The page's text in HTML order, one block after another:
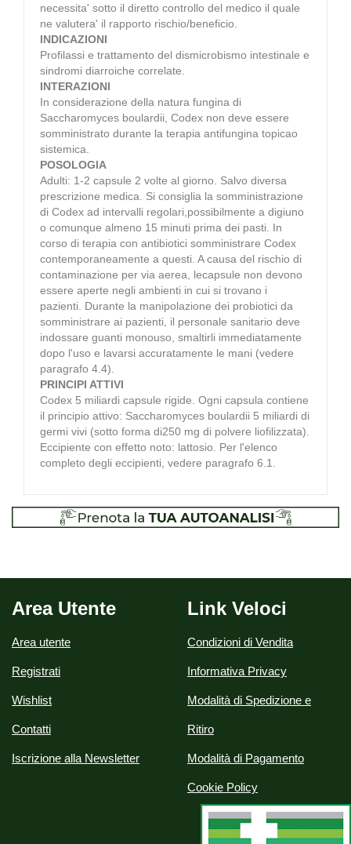
necessita' sotto il diretto controllo del medico il quale
ne valutera' il rapporto rischio/beneficio.
INDICAZIONI
Profilassi e trattamento del dismicrobismo intestinale e
sindromi diarroiche correlate.
INTERAZIONI
In considerazione della natura fungina di
Saccharomyces boulardii, Codex non deve essere
somministrato durante la terapia antifungina topicao
sistemica.
POSOLOGIA
Adulti: 1-2 capsule 2 volte al giorno. Salvo diversa
prescrizione medica. Si consiglia la somministrazione
di Codex ad intervalli regolari,possibilmente a digiuno
o comunque almeno 15 minuti prima dei pasti. In
corso di terapia con antibiotici somministrare Codex
contemporaneamente a questi. A causa del rischio di
contaminazione per via aerea, lecapsule non devono
essere aperte negli ambienti in cui si trovano i
pazienti. Durante la manipolazione dei probiotici da
somministrare ai pazienti, il personale sanitario deve
indossare guanti monouso, smaltirli immediatamente
dopo l'uso e lavarsi accuratamente le mani (vedere
paragrafo 4.4).
PRINCIPI ATTIVI
Codex 5 miliardi capsule rigide. Ogni capsula contiene
il principio attivo: Saccharomyces boulardii 5 miliardi di
germi vivi (sotto forma di250 mg di polvere liofilizzata).
Eccipiente con effetto noto: lattosio. Per l'elenco
completo degli eccipienti, vedere paragrafo 6.1.
Area Utente
Area utente
Registrati
Wishlist
Contatti
Iscrizione alla Newsletter
Link Veloci
Condizioni di Vendita
Informativa Privacy
Modalità di Spedizione e
Ritiro
Modalità di Pagamento
Cookie Policy